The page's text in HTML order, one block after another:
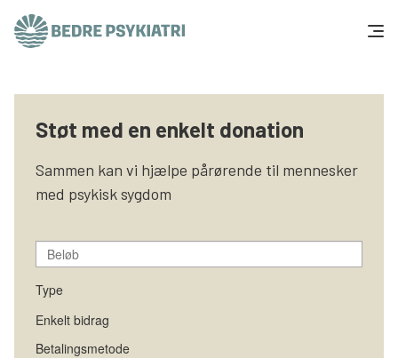
Tal og fakta
Vær med
Presse og politik
Støt os
Støt med en enkelt donation
Sammen kan vi hjælpe pårørende til mennesker
med psykisk sygdom